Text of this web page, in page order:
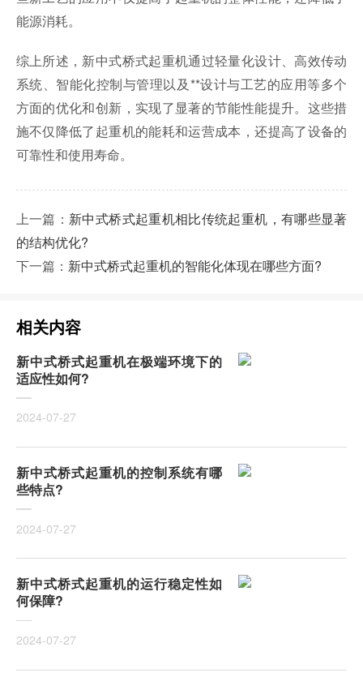
能源消耗。
综上所述，新中式桥式起重机通过轻量化设计、高效传动
系统、智能化控制与管理以及**设计与工艺的应用等多个
方面的优化和创新，实现了显著的节能性能提升。这些措
施不仅降低了起重机的能耗和运营成本，还提高了设备的
可靠性和使用寿命。
上一篇： 新中式桥式起重机相比传统起重机，有哪些显著
的结构优化?
下一篇： 新中式桥式起重机的智能化体现在哪些方面?
相关内容
新中式桥式起重机在极端环境下的
适应性如何?
2024-07-27
新中式桥式起重机的控制系统有哪
些特点?
2024-07-27
新中式桥式起重机的运行稳定性如
何保障?
2024-07-27